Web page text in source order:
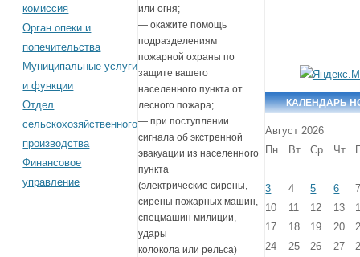
комиссия
Орган опеки и
попечительства
Муниципальные услуги
и функции
Отдел
сельскохозяйственного
производства
Финансовое
управление
или огня;
— окажите помощь
подразделениям
пожарной охраны по
защите вашего
населенного пункта от
лесного пожара;
— при поступлении
сигнала об экстренной
эвакуации из населенного
пункта
(электрические сирены,
сирены пожарных машин,
спецмашин милиции,
удары
колокола или рельса)
КАЛЕНДАРЬ
Август 2026
Пн
Вт Ср Чт
3 4 5 6
10
11 12 13
17
18 19 20
24
25 26 27